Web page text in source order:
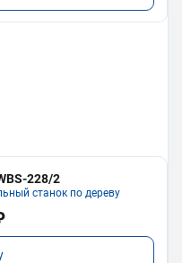
228/2
станок по дереву